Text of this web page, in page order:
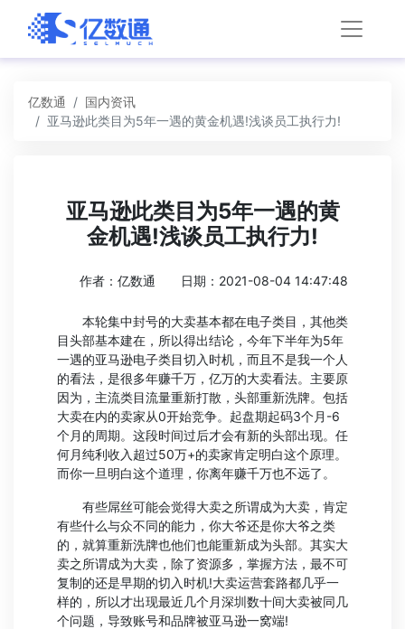
亿数通
国内资讯
亚马逊此类目为5年一遇的黄金机遇!浅谈员工执行力!
亚马逊此类目为5年一遇的黄
金机遇!浅谈员工执行力!
作者：亿数通 日期：2021-08-04 14:47:48
本轮集中封号的大卖基本都在电子类目，其他类
目头部基本建在，所以得出结论，今年下半年为5年
一遇的亚马逊电子类目切入时机，而且不是我一个人
的看法，是很多年赚千万，亿万的大卖看法。主要原
因为，主流类目流量重新打散，头部重新洗牌。包括
大卖在内的卖家从0开始竞争。起盘期起码3个月-6
个月的周期。这段时间过后才会有新的头部出现。任
何月纯利收入超过50万+的卖家肯定明白这个原理。
而你一旦明白这个道理，你离年赚千万也不远了。
有些屌丝可能会觉得大卖之所谓成为大卖，肯定
有些什么与众不同的能力，你大爷还是你大爷之类
的，就算重新洗牌也他们也能重新成为头部。其实大
卖之所谓成为大卖，除了资源多，掌握方法，最不可
复制的还是早期的切入时机!大卖运营套路都几乎一
样的，所以才出现最近几个月深圳数十间大卖被同几
个问题，导致账号和品牌被亚马逊一窝端!